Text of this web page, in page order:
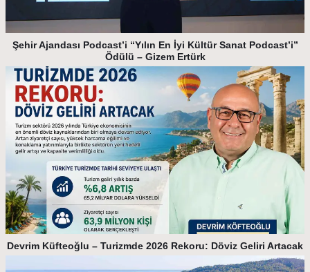
Şehir Ajandası Podcast’i “Yılın En İyi Kültür Sanat Podcast’i”
Ödülü – Gizem Ertürk
Devrim Küfteoğlu – Turizmde 2026 Rekoru: Döviz Geliri Artacak